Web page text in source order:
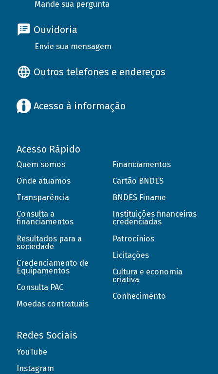
Mande sua pergunta
Ouvidoria
Envie sua mensagem
Outros telefones e endereços
Acesso à informação
Acesso Rápido
Quem somos
Onde atuamos
Transparência
Consulta a
financiamentos
Resultados para a
sociedade
Credenciamento de
Equipamentos
Consulta PAC
Moedas contratuais
Financiamentos
Cartão BNDES
BNDES Finame
Instituições financeiras
credenciadas
Patrocínios
Licitações
Cultura e economia
criativa
Conhecimento
Redes Sociais
YouTube
Instagram